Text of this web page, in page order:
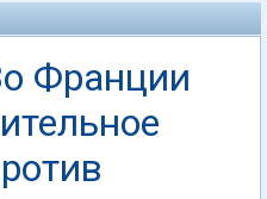
Франции